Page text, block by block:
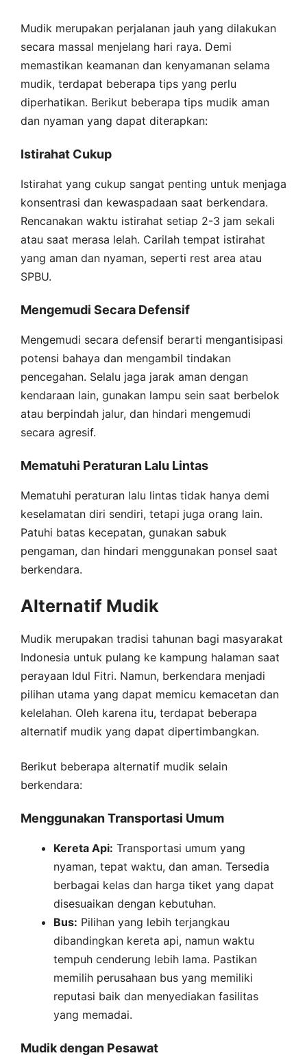
Mudik merupakan perjalanan jauh yang dilakukan
secara massal menjelang hari raya. Demi
memastikan keamanan dan kenyamanan selama
mudik, terdapat beberapa tips yang perlu
diperhatikan. Berikut beberapa tips mudik aman
dan nyaman yang dapat diterapkan:
Istirahat Cukup
Istirahat yang cukup sangat penting untuk menjaga
konsentrasi dan kewaspadaan saat berkendara.
Rencanakan waktu istirahat setiap 2-3 jam sekali
atau saat merasa lelah. Carilah tempat istirahat
yang aman dan nyaman, seperti rest area atau
SPBU.
Mengemudi Secara Defensif
Mengemudi secara defensif berarti mengantisipasi
potensi bahaya dan mengambil tindakan
pencegahan. Selalu jaga jarak aman dengan
kendaraan lain, gunakan lampu sein saat berbelok
atau berpindah jalur, dan hindari mengemudi
secara agresif.
Mematuhi Peraturan Lalu Lintas
Mematuhi peraturan lalu lintas tidak hanya demi
keselamatan diri sendiri, tetapi juga orang lain.
Patuhi batas kecepatan, gunakan sabuk
pengaman, dan hindari menggunakan ponsel saat
berkendara.
Alternatif Mudik
Mudik merupakan tradisi tahunan bagi masyarakat
Indonesia untuk pulang ke kampung halaman saat
perayaan Idul Fitri. Namun, berkendara menjadi
pilihan utama yang dapat memicu kemacetan dan
kelelahan. Oleh karena itu, terdapat beberapa
alternatif mudik yang dapat dipertimbangkan.
Berikut beberapa alternatif mudik selain
berkendara:
Menggunakan Transportasi Umum
Kereta Api: Transportasi umum yang
nyaman, tepat waktu, dan aman. Tersedia
berbagai kelas dan harga tiket yang dapat
disesuaikan dengan kebutuhan.
Bus: Pilihan yang lebih terjangkau
dibandingkan kereta api, namun waktu
tempuh cenderung lebih lama. Pastikan
memilih perusahaan bus yang memiliki
reputasi baik dan menyediakan fasilitas
yang memadai.
Mudik dengan Pesawat